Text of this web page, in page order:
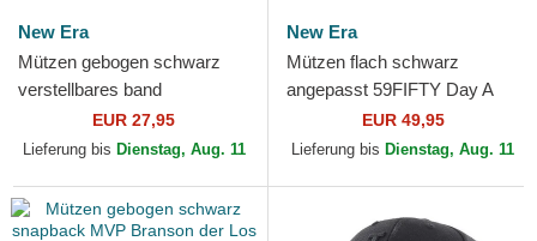
New Era
Mützen gebogen schwarz
verstellbares band
9TWENTY Washed der Los
Angeles Dodgers MLB von
EUR 27,95
Lieferung bis Dienstag, Aug. 11
New Era
Mützen flach schwarz
angepasst 59FIFTY Day A
Frame der Los Angeles
Dodgers MLB von New Era
EUR 49,95
Lieferung bis Dienstag, Aug. 11